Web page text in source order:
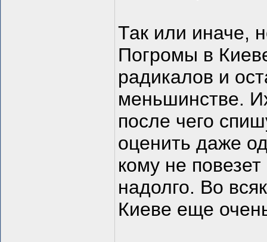
Так или иначе,
Погромы в
радикалов и
меньшинстве.
после чего
оценить даже
кому не
надолго. Во
Киеве еще